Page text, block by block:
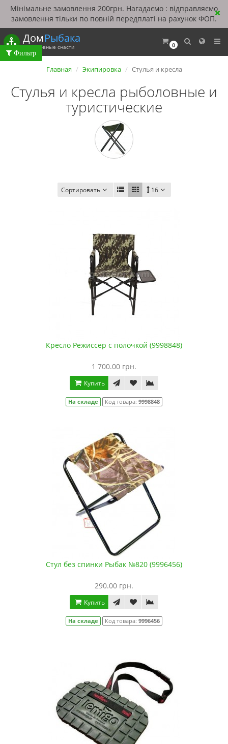
Мінімальне замовлення 200грн. Нагадаємо : відправляємо
замовлення тільки по повній передплаті на рахунок ФОП.
0
ДомРыбака
Рыболовные снасти
Главная Экипировка Стулья и кресла
Стулья и кресла рыболовные и
туристические
Сортировать 16
Кресло Режиссер с полочкой (9998848)
1 700.00 грн.
Купить
На складе Код товара: 9998848
Стул без спинки Рыбак №820 (9996456)
290.00 грн.
Купить
На складе Код товара: 9996456